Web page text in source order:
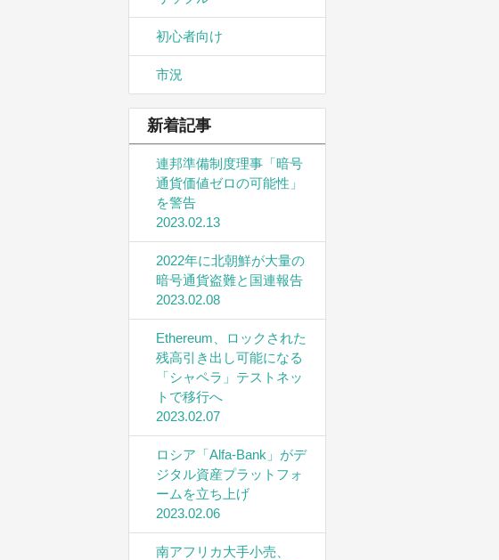
初心者向け
市況
新着記事
連邦準備制度理事「暗号
通貨価値ゼロの可能性」
を警告
2023.02.13
2022年に北朝鮮が大量の
暗号通貨盗難と国連報告
2023.02.08
Ethereum、ロックされた
残高引き出し可能になる
「シャペラ」テストネッ
トで移行へ
2023.02.07
ロシア「Alfa-Bank」がデ
ジタル資産プラットフォ
ームを立ち上げ
2023.02.06
南アフリカ大手小売、